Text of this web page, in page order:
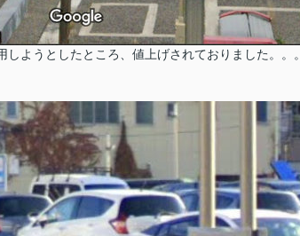
ようとしたところ、値上げされておりました。。。